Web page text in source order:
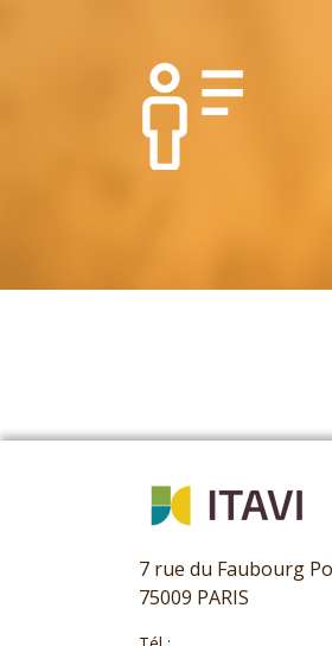
7 rue du Faubourg
75009 PARIS